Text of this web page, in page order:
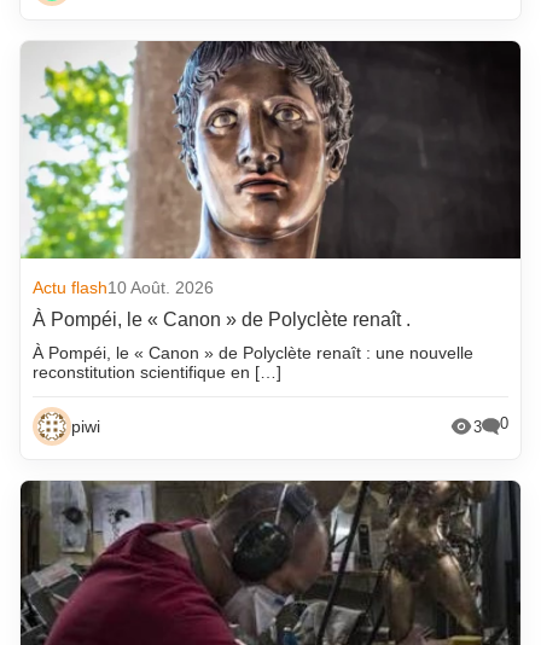
Actu flash10 Août. 2026
À Pompéi, le « Canon » de Polyclète renaît .
À Pompéi, le « Canon » de Polyclète renaît : une nouvelle
reconstitution scientifique en […]
piwi 3 0